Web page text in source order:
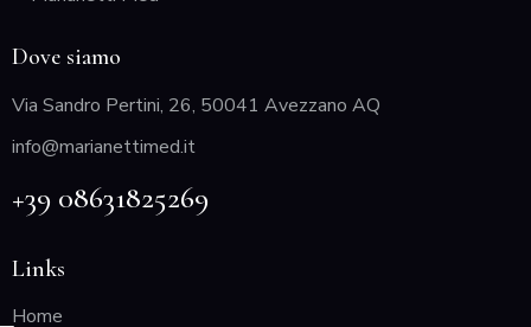
Dove siamo
Via Sandro Pertini, 26, 50041 Avezzano AQ
info@marianettimed.it
+39 08631825269
Links
Home